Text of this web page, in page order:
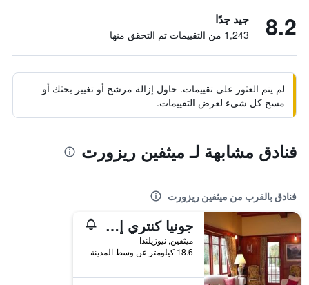
8.2 جيد جدًا
1,243 من التقييمات تم التحقق منها
لم يتم العثور على تقييمات. حاول إزالة مرشح أو تغيير بحثك أو
مسح كل شيء لعرض التقييمات.
فنادق مشابهة لـ ميثفين ريزورت
فنادق بالقرب من ميثفين ريزورت
جونيا كنتري إستيت
ميثفين, نيوزيلندا
18.6 كيلومتر عن وسط المدينة